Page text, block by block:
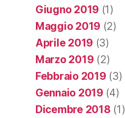
Giugno 2019 (1)
Maggio 2019 (2)
Aprile 2019 (3)
Marzo 2019 (2)
Febbraio 2019 (3)
Gennaio 2019 (4)
Dicembre 2018 (1)